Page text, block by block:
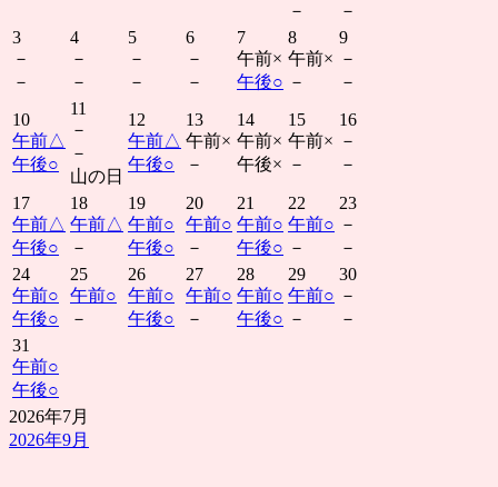
－
－
3
－
－
4
－
－
5
－
－
6
－
－
7
午前×
午後○
8
午前×
－
9
－
－
10
午前△
午後○
11
－
－
山の日
12
午前△
午後○
13
午前×
－
14
午前×
午後×
15
午前×
－
16
－
－
17
午前△
午後○
18
午前△
－
19
午前○
午後○
20
午前○
－
21
午前○
午後○
22
午前○
－
23
－
－
24
午前○
午後○
25
午前○
－
26
午前○
午後○
27
午前○
－
28
午前○
午後○
29
午前○
－
30
－
－
31
午前○
午後○
2026年7月
2026年9月